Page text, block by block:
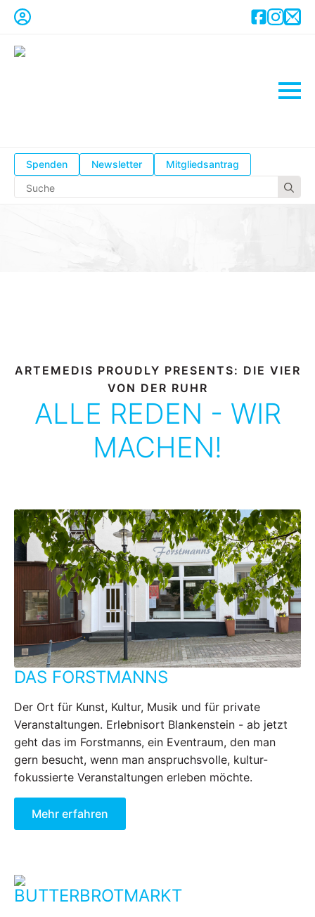
Spenden Newsletter Mitgliedsantrag
ARTEMEDIS PROUDLY PRESENTS: DIE VIER
VON DER RUHR
ALLE REDEN - WIR
MACHEN!
DAS FORSTMANNS
Der Ort für Kunst, Kultur, Musik und für private
Veranstaltungen. Erlebnisort Blankenstein - ab jetzt
geht das im Forstmanns, ein Eventraum, den man
gern besucht, wenn man anspruchsvolle, kultur-
fokussierte Veranstaltungen erleben möchte.
Mehr erfahren
BUTTERBROTMARKT